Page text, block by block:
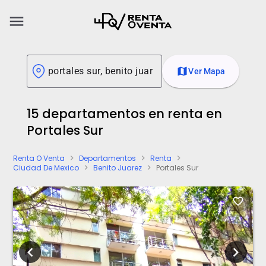
menu
mapVer Mapa
15 departamentos en renta en
Portales Sur
Renta O Venta chevron_right Departamentos chevron_right Renta chevron_right
Ciudad De Mexico chevron_right Benito Juarez chevron_right Portales Sur
favorite_border
chevron_left chevron_right